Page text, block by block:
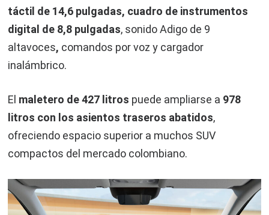
táctil de 14,6 pulgadas, cuadro de instrumentos
digital de 8,8 pulgadas, sonido Adigo de 9
altavoces, comandos por voz y cargador
inalámbrico.
El maletero de 427 litros puede ampliarse a 978
litros con los asientos traseros abatidos,
ofreciendo espacio superior a muchos SUV
compactos del mercado colombiano.